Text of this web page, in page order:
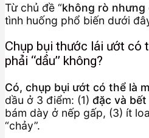
Từ chủ đề “không rò nhưng
tình huống phổ biến dưới
Chụp bụi thước lái ướt có
phải “dầu” không?
Có, chụp bụi ướt có thể là
dầu ở 3 điểm: (1) đặc và bết
bám dày ở nếp gấp, (3) ít
“chảy”.